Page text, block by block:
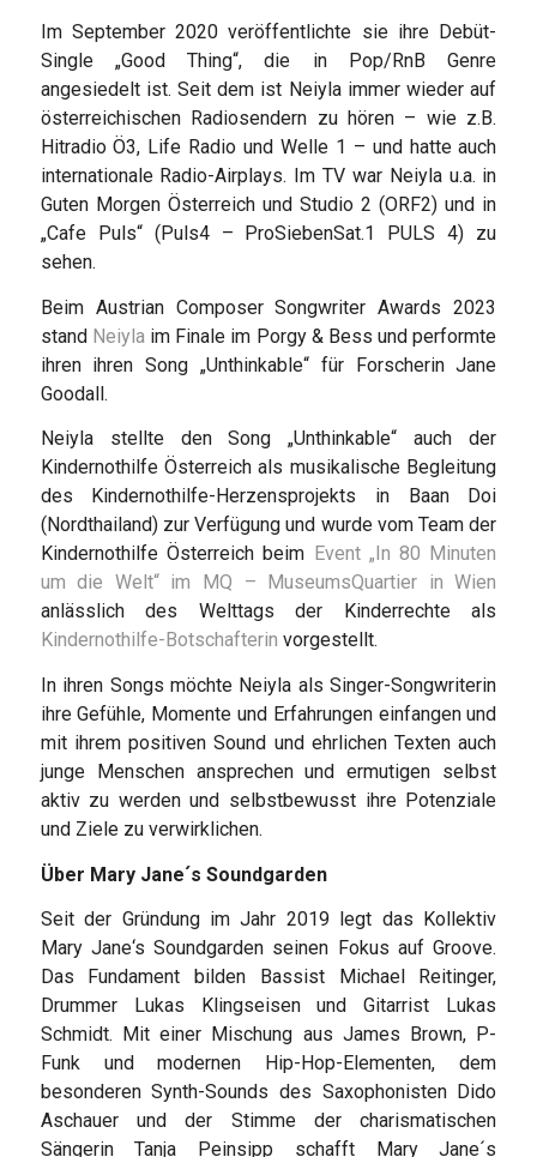
Im September 2020 veröffentlichte sie ihre Debüt-
Single „Good Thing“, die in Pop/RnB Genre
angesiedelt ist. Seit dem ist Neiyla immer wieder auf
österreichischen Radiosendern zu hören – wie z.B.
Hitradio Ö3, Life Radio und Welle 1 – und hatte auch
internationale Radio-Airplays. Im TV war Neiyla u.a. in
Guten Morgen Österreich und Studio 2 (ORF2) und in
„Cafe Puls“ (Puls4 – ProSiebenSat.1 PULS 4) zu
sehen.
Beim Austrian Composer Songwriter Awards 2023
stand Neiylaim Finale im Porgy & Bess und performte
ihren ihren Song „Unthinkable“ für Forscherin Jane
Goodall.
Neiyla stellte den Song „Unthinkable“ auch der
Kindernothilfe Österreich als musikalische Begleitung
des Kindernothilfe-Herzensprojekts in Baan Doi
(Nordthailand) zur Verfügung und wurde vom Team der
Kindernothilfe Österreich beim Event „In 80 Minuten
um die Welt“ im MQ – MuseumsQuartier in Wien
anlässlich des Welttags der Kinderrechte als
Kindernothilfe-Botschafterin vorgestellt.
In ihren Songs möchte Neiyla als Singer-Songwriterin
ihre Gefühle, Momente und Erfahrungen einfangen und
mit ihrem positiven Sound und ehrlichen Texten auch
junge Menschen ansprechen und ermutigen selbst
aktiv zu werden und selbstbewusst ihre Potenziale
und Ziele zu verwirklichen.
Über Mary Jane´s Soundgarden
Seit der Gründung im Jahr 2019 legt das Kollektiv
Mary Jane‘s Soundgarden seinen Fokus auf Groove.
Das Fundament bilden Bassist Michael Reitinger,
Drummer Lukas Klingseisen und Gitarrist Lukas
Schmidt. Mit einer Mischung aus James Brown, P-
Funk und modernen Hip-Hop-Elementen, dem
besonderen Synth-Sounds des Saxophonisten Dido
Aschauer und der Stimme der charismatischen
Sängerin Tanja Peinsipp schafft Mary Jane´s